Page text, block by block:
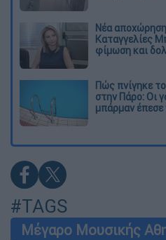
Νέα
Καταγγελίες
φίμωση και
Πώς πνίγηκε
στην Πάρο: Οι
μπάρμαν έπεσε
#TAGS
Μέγαρο Μουσικής